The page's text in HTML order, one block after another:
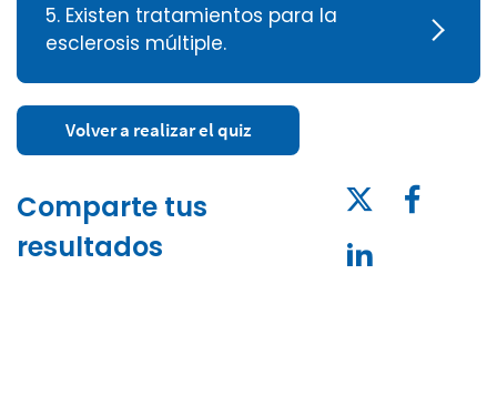
5. Existen tratamientos para la
esclerosis múltiple.
Volver a realizar el quiz
Comparte tus
resultados